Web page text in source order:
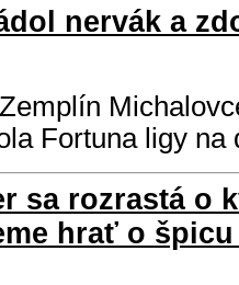
nervák a
Fortuna ligy na
sa rozrastá o
hrať o